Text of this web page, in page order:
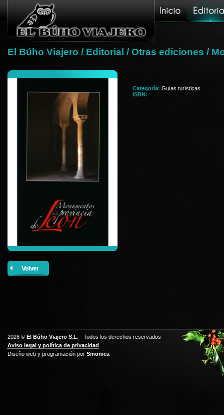
El Búho Viajero / Editorial / Otras ediciones /
Categoría: Guías turísticas
ISBN:
2026 © El Búho Viajero S.L. - Todos los derechos reservados
Aviso legal y política de privacidad
Diseño web y programación por Smonica